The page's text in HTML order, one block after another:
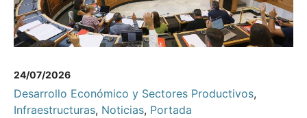
24/07/2026
Desarrollo Económico y Sectores Productivos,
Infraestructuras, Noticias, Portada